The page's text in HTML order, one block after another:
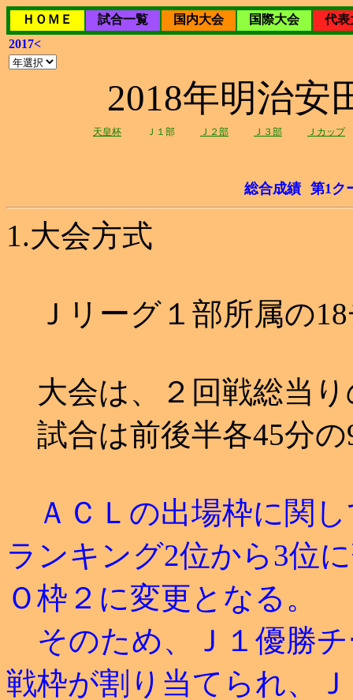
ＨＯＭＥ 試合一覧 国内大会 国際大会
代表
2017<
2018年明治安
天皇杯 Ｊ１部 Ｊ２部 Ｊ３部 Ｊカップ
総合成績 第1ク
1.大会方式
Ｊリーグ１部所属の
大会は、２回戦総当
試合は前後半各45分の
ＡＣＬの出場枠に関し
ランキング2位から3位
Ｏ枠２に変更となる。
そのため、Ｊ１優勝
戦枠が割り当てられ、